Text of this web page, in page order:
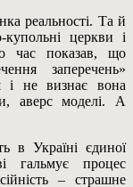
реальності. Та й
церкви і
час показав, що
заперечень»
і не визнає вона
аверс моделі. А
в Україні єдиної
гальмує процес
– страшне